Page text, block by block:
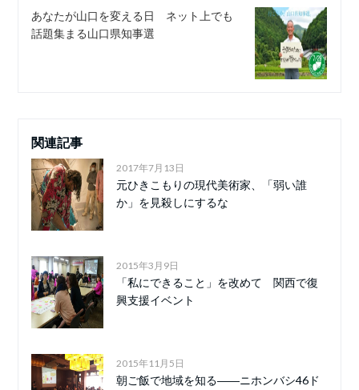
あなたが山口を変える日 ネット上でも
話題集まる山口県知事選
関連記事
2017年7月13日
元ひきこもりの現代美術家、「弱い誰
か」を見殺しにするな
2015年3月9日
「私にできること」を改めて 関西で復
興支援イベント
2015年11月5日
朝ご飯で地域を知る――ニホンバシ46ド